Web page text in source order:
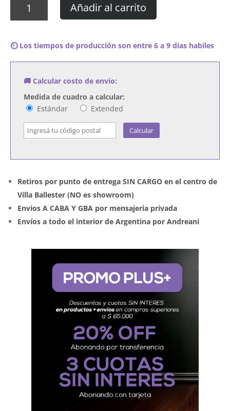
Goldfrapp
Are
Glitter
Añadir al carrito
⏲️ Los tiempos de producción son entre 6 a 9 dias habiles
🚚 Calcular costo de envío:
Medida de cuadro a calcular:
Estándar
Extended
Calcular
Retiros por punto de entrega SIN CARGO en el centro de
Villa Ballester (NO es showroom)
Envios A CABA Y GBA por mensajeria privada
Envíos a todo el interior de Argentina por Andreani